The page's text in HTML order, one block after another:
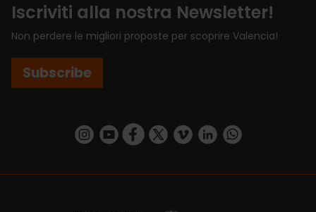
Iscriviti alla nostra Newsletter!
Non perdere le migliori proposte per scoprire Valencia!
Subscribe
https://www.instagram.com/visit_valencia/
https://www.youtube.com/user/
https://www.facebook.com/
https://twitter.com/VisitaValencia
https://vimeo.com/
https://www.linkedin.com/company/turismo-valencia/https://api.whatsapp.com/send/